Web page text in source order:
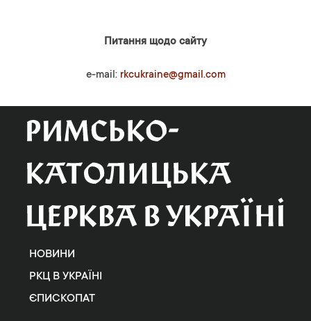
Питання щодо сайту
e-mail: rkcukraine@gmail.com
НОВИНИ
РКЦ В УКРАЇНІ
ЄПИСКОПАТ